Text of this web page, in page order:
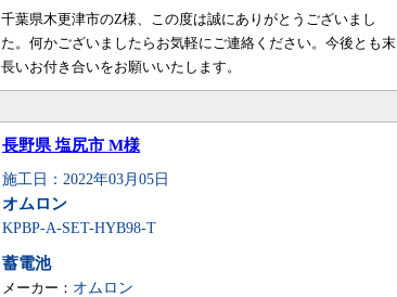
千葉県木更津市のZ様、この度は誠にありがとうございまし
た。何かございましたらお気軽にご連絡ください。今後とも末
長いお付き合いをお願いいたします。
長野県 塩尻市 M様
施工日：2022年03月05日
オムロン
KPBP-A-SET-HYB98-T
蓄電池
メーカー： オムロン